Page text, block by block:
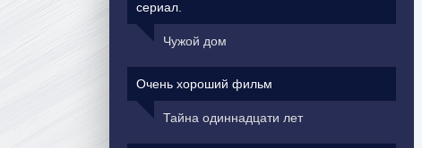
сериал.
Чужой дом
Очень хороший фильм
Тайна одиннадцати лет